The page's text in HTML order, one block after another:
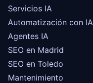
Servicios IA
Automatización con IA
Agentes IA
SEO en Madrid
SEO en Toledo
Mantenimiento